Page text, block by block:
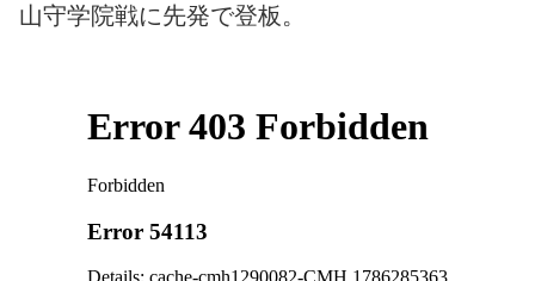
山守学院戦に先発で登板。